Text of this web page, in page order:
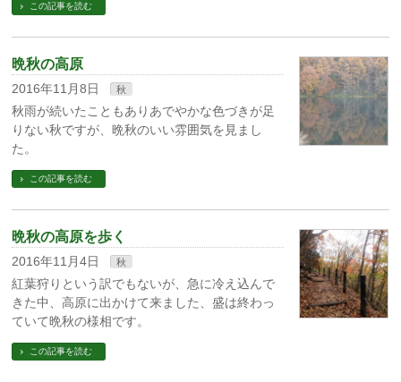
この記事を読む
晩秋の高原
2016年11月8日 秋
秋雨が続いたこともありあでやかな色づきが足
りない秋ですが、晩秋のいい雰囲気を見まし
た。
この記事を読む
晩秋の高原を歩く
2016年11月4日 秋
紅葉狩りという訳でもないが、急に冷え込んで
きた中、高原に出かけて来ました、盛は終わっ
ていて晩秋の様相です。
この記事を読む